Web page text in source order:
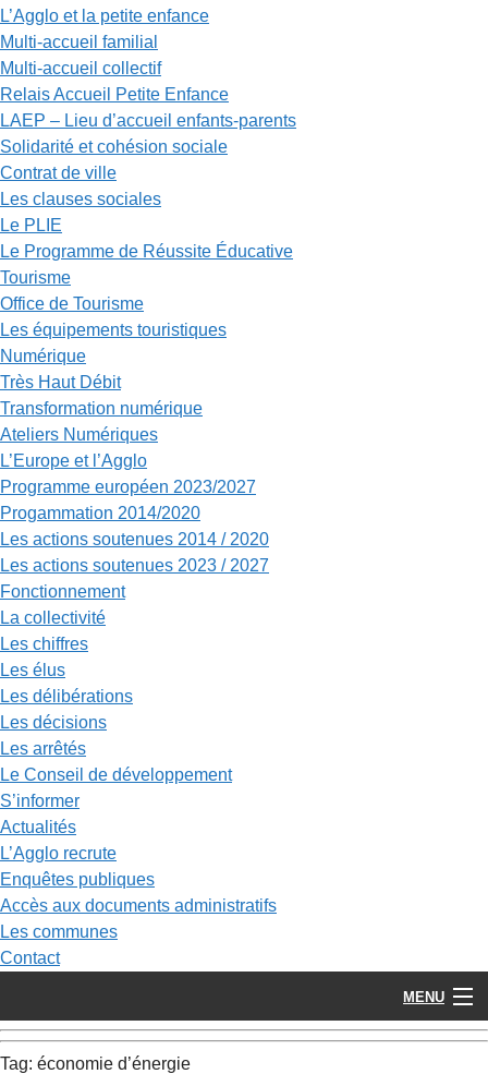
L’Agglo et la petite enfance
Multi-accueil familial
Multi-accueil collectif
Relais Accueil Petite Enfance
LAEP – Lieu d’accueil enfants-parents
Solidarité et cohésion sociale
Contrat de ville
Les clauses sociales
Le PLIE
Le Programme de Réussite Éducative
Tourisme
Office de Tourisme
Les équipements touristiques
Numérique
Très Haut Débit
Transformation numérique
Ateliers Numériques
L’Europe et l’Agglo
Programme européen 2023/2027
Progammation 2014/2020
Les actions soutenues 2014 / 2020
Les actions soutenues 2023 / 2027
Fonctionnement
La collectivité
Les chiffres
Les élus
Les délibérations
Les décisions
Les arrêtés
Le Conseil de développement
S’informer
Actualités
L’Agglo recrute
Enquêtes publiques
Accès aux documents administratifs
Les communes
Contact
MENU
Tag: économie d’énergie